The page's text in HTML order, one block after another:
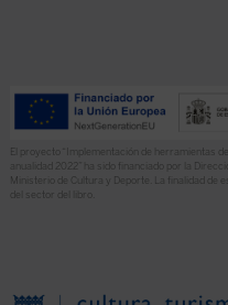
El proyecto “Implementación de herramientas
anualidad 2022” ha sido financiado por la
Ministerio de Cultura y Deporte. La finalidad de
del sector del libro.